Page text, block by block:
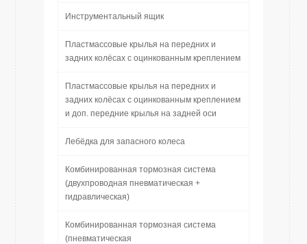
Инструментальный ящик
Пластмассовые крылья на передних и
задних колёсах с оцинкованным креплением
Пластмассовые крылья на передних и
задних колёсах с оцинкованным креплением
и доп. передние крылья на задней оси
Лебёдка для запасного колеса
Комбинированная тормозная система
(двухпроводная пневматическая +
гидравлическая)
Комбинированная тормозная система
(пневматическая